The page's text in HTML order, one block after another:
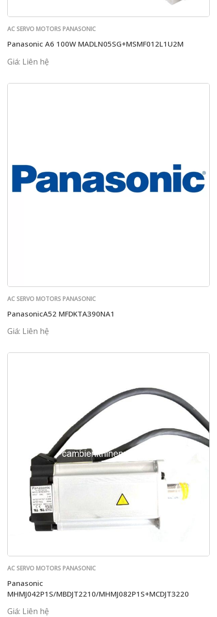
AC SERVO MOTORS PANASONIC
Panasonic A6 100W MADLN05SG+MSMF012L1U2M
Giá: Liên hệ
AC SERVO MOTORS PANASONIC
PanasonicA52 MFDKTA390NA1
Giá: Liên hệ
AC SERVO MOTORS PANASONIC
Panasonic
MHMJ042P1S/MBDJT2210/MHMJ082P1S+MCDJT3220
Giá: Liên hệ